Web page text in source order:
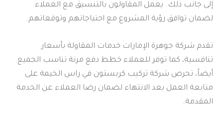
إلى جانب ذلك. يعمل المقاولون بالتنسيق مع العملاء
لضمان توافق رؤية المشروع مع احتياجاتهم وتوقعاتهم.
تقدم شركة جوهرة الإمارات خدمات المقاولة بأسعار
تنافسية، كما توفر للعملاء خطط دفع مرنة تناسب الجميع.
أيضاً، تحرص شركة تركيب كربستون في راس الخيمة على
متابعة العمل بعد الانتهاء لضمان رضا العملاء عن الخدمة
المقدمة.